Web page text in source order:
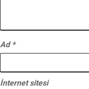
Ad *
İnternet sitesi